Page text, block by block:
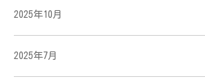
2025年10月
2025年7月